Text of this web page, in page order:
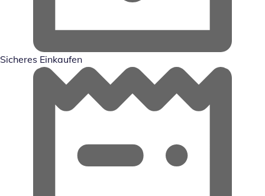
Sicheres Einkaufen